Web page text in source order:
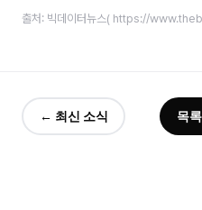
출처: 빅데이터뉴스( https://
← 최신 소식 목